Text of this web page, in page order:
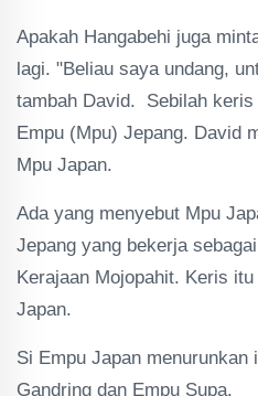
Apakah Hangabehi juga
lagi. "Beliau saya undang,
tambah David. Sebilah keris
Empu (Mpu) Jepang. David
Mpu Japan.
Ada yang menyebut Mpu
Jepang yang bekerja
Kerajaan Mojopahit. Keris
Japan.
Si Empu Japan menurunkan
Gandring dan Empu Supa.